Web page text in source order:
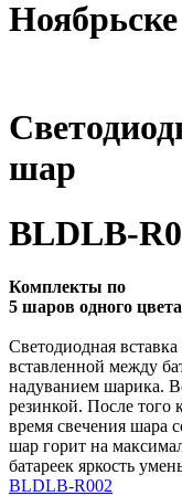
Ноябрьске
шар
BLDLB-
Комплекты по
5 шаров одного
Светодиодная
вставленной между
надуванием шарика.
резинкой. После того
время свечения шара
шар горит на
батареек яркость
BLDLB-R002